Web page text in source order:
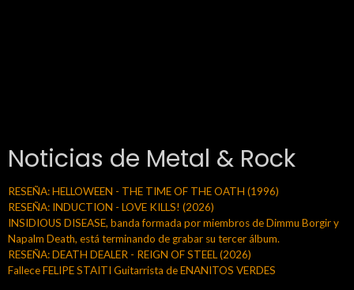
Noticias de Metal & Rock
RESEÑA: HELLOWEEN - THE TIME OF THE OATH (1996)
RESEÑA: INDUCTION - LOVE KILLS! (2026)
INSIDIOUS DISEASE, banda formada por miembros de Dimmu Borgir y
Napalm Death, está terminando de grabar su tercer álbum.
RESEÑA: DEATH DEALER - REIGN OF STEEL (2026)
Fallece FELIPE STAITI Guitarrista de ENANITOS VERDES